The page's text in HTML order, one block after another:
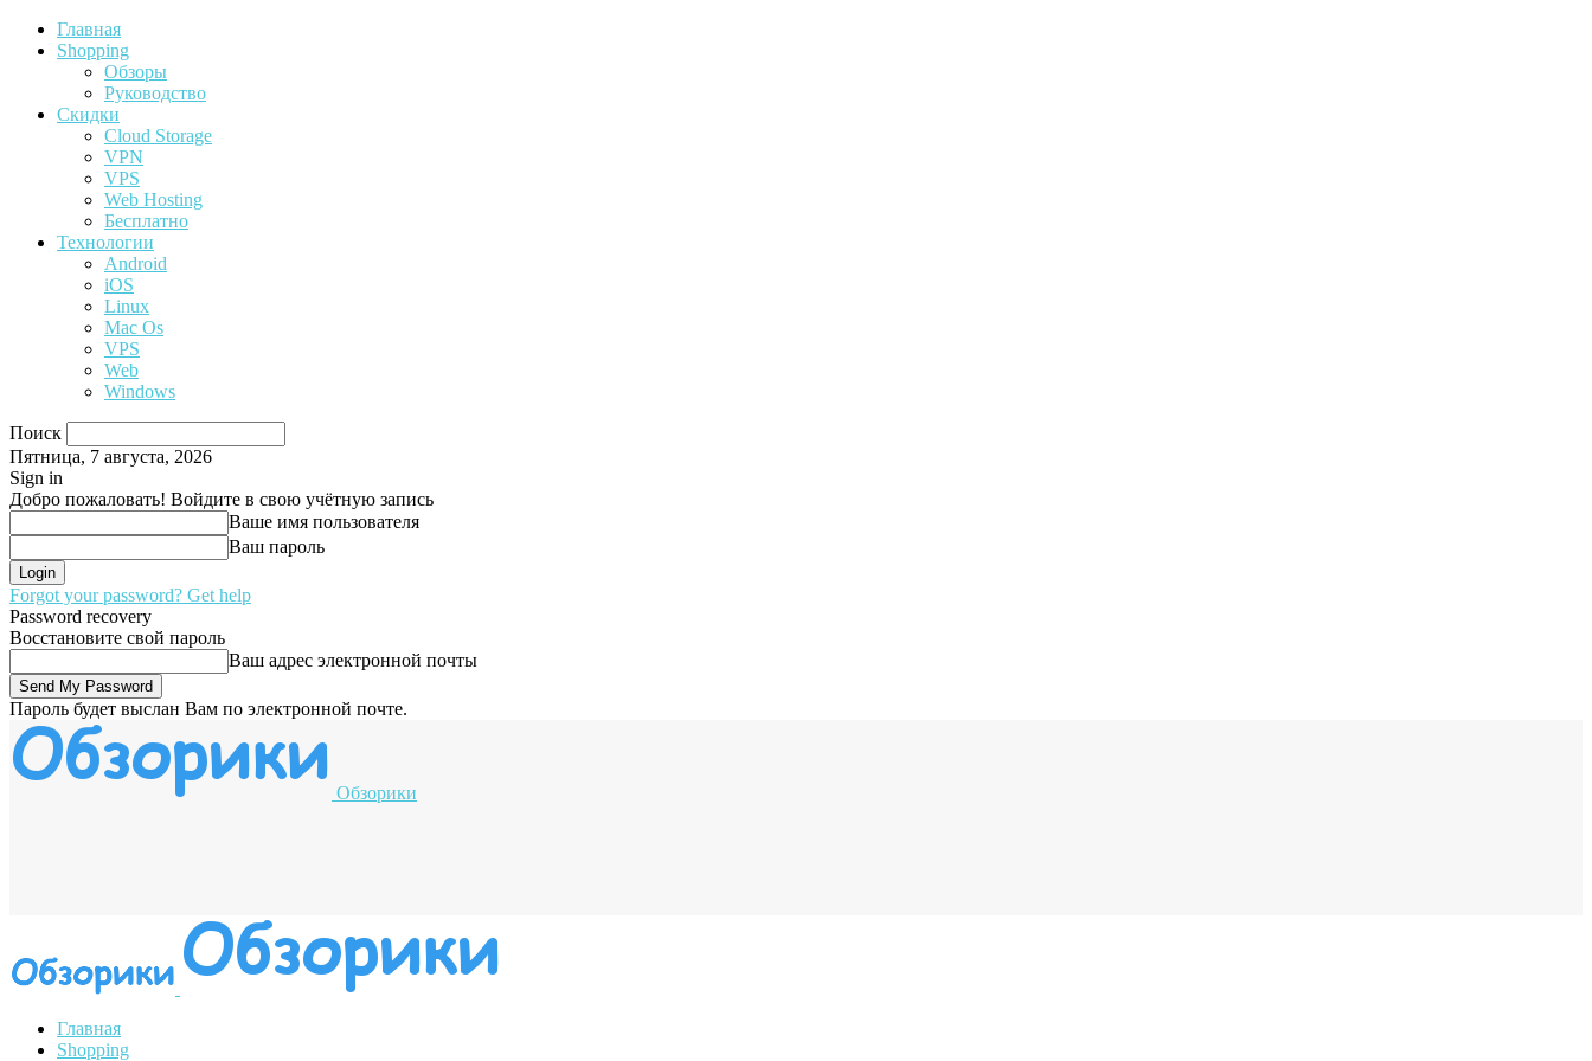
Главная
Shopping
Обзоры
Руководство
Скидки
Cloud Storage
VPN
VPS
Web Hosting
Бесплатно
Технологии
Android
iOS
Linux
Mac Os
VPS
Web
Windows
Поиск
Пятница, 7 августа, 2026
Sign in
Добро пожаловать! Войдите в свою учётную запись
Ваше имя пользователя
Ваш пароль
Forgot your password? Get help
Password recovery
Восстановите свой пароль
Ваш адрес электронной почты
Пароль будет выслан Вам по электронной почте.
Обзорики
Главная
Shopping